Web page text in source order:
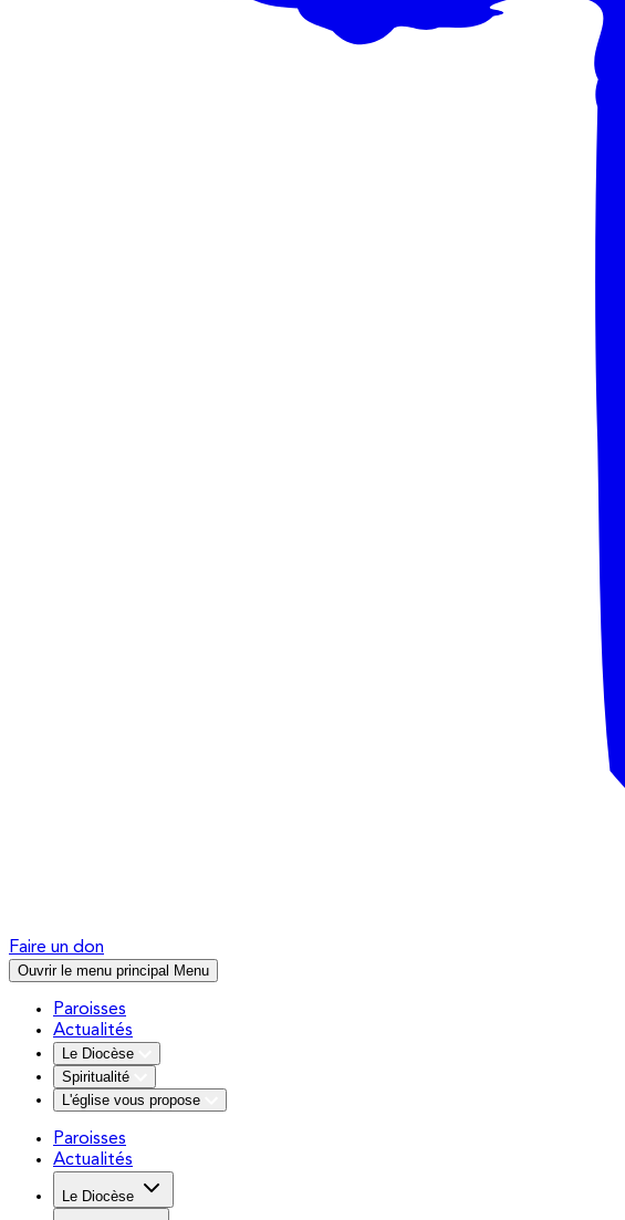
Faire un don
Ouvrir le menu principal Menu
Paroisses
Actualités
Le Diocèse
Spiritualité
L'église vous propose
Paroisses
Actualités
Le Diocèse